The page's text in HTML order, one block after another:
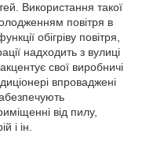
Використання такої
повітря в
обігріву повітря,
надходить з вулиці
свої виробничі
впроваджені
від пилу,
і ін.